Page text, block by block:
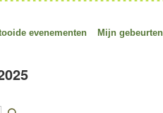
evenementen Mijn